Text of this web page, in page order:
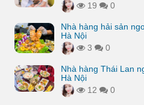
19
0
Nhà hàng hải sản
Hà Nội
3
0
Nhà hàng Thái Lan
Hà Nội
12
0